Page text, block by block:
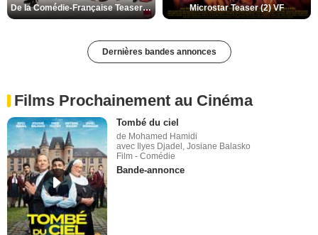
De la Comédie-Française Teaser (3) VF Microstar Teaser (2) VF
Dernières bandes annonces
Films Prochainement au Cinéma
Tombé du ciel
de Mohamed Hamidi
avec Ilyes Djadel, Josiane Balasko
Film - Comédie
Bande-annonce